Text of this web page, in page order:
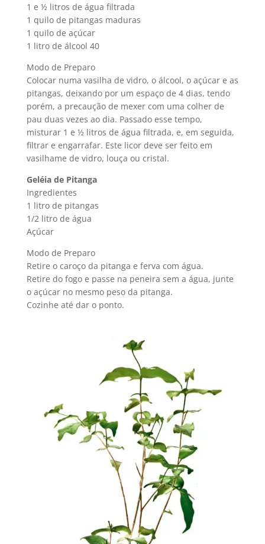
1 e ½ litros de água filtrada
1 quilo de pitangas maduras
1 quilo de açúcar
1 litro de álcool 40
Modo de Preparo
Colocar numa vasilha de vidro, o álcool, o açúcar e as
pitangas, deixando por um espaço de 4 dias, tendo
porém, a precaução de mexer com uma colher de
pau duas vezes ao dia. Passado esse tempo,
misturar 1 e ½ litros de água filtrada, e, em seguida,
filtrar e engarrafar. Este licor deve ser feito em
vasilhame de vidro, louça ou cristal.
Geléia de Pitanga
Ingredientes
1 litro de pitangas
1/2 litro de água
Açúcar
Modo de Preparo
Retire o caroço da pitanga e ferva com água.
Retire do fogo e passe na peneira sem a água, junte
o açúcar no mesmo peso da pitanga.
Cozinhe até dar o ponto.